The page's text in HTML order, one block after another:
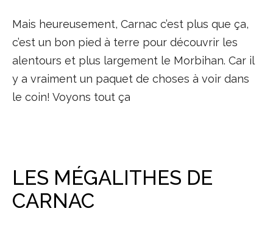
Mais heureusement, Carnac c’est plus que ça,
c’est un bon pied à terre pour découvrir les
alentours et plus largement le Morbihan. Car il
y a vraiment un paquet de choses à voir dans
le coin! Voyons tout ça
LES MÉGALITHES DE
CARNAC